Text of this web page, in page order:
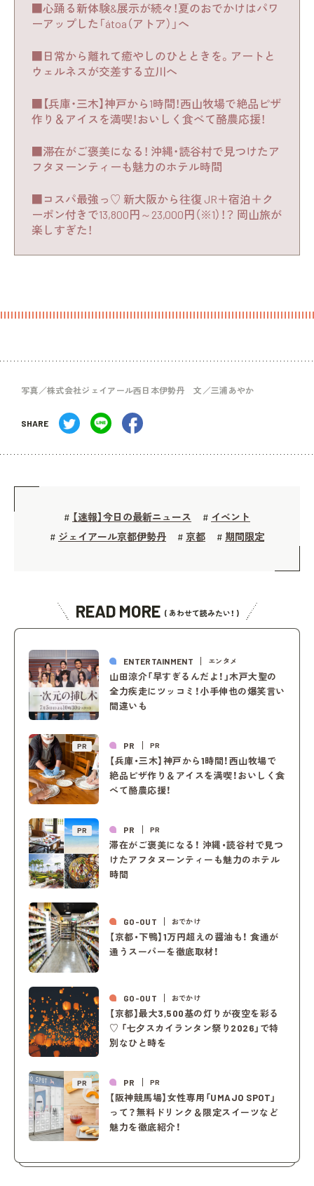
■心踊る新体験&展示が続々！夏のおでかけはパワ
ーアップした「átoa（アトア）」へ
■日常から離れて癒やしのひとときを。アートと
ウェルネスが交差する立川へ
■【兵庫・三木】神戸から1時間！西山牧場で絶品ピザ
作り＆アイスを満喫！おいしく食べて酪農応援！
■滞在がご褒美になる！ 沖縄・読谷村で見つけたア
フタヌーンティーも魅力のホテル時間
■コスパ最強っ♡ 新大阪から往復 JR＋宿泊＋ク
ーポン付きで13,800円～23,000円（※1）！？ 岡山旅が
楽しすぎた！
写真／株式会社ジェイアール西日本伊勢丹 文／三浦あやか
SHARE
# 【速報】今日の最新ニュース # イベント
# ジェイアール京都伊勢丹 # 京都 # 期間限定
READ MORE ( あわせて読みたい！ )
ENTERTAINMENT エンタメ
山田涼介「早すぎるんだよ！」木戸大聖の
全力疾走にツッコミ！小手伸也の爆笑言い
間違いも
PR PR PR
【兵庫・三木】神戸から1時間！西山牧場で
絶品ピザ作り＆アイスを満喫！おいしく食
べて酪農応援！
PR PR PR
滞在がご褒美になる！ 沖縄・読谷村で見つ
けたアフタヌーンティーも魅力のホテル
時間
GO-OUT おでかけ
【京都・下鴨】1万円超えの醤油も！ 食通が
通うスーパーを徹底取材！
GO-OUT おでかけ
【京都】最大3,500基の灯りが夜空を彩る
♡ 「七夕スカイランタン祭り2026」で特
別なひと時を
PR PR PR
【阪神競馬場】女性専用「UMAJO SPOT」
って？無料ドリンク＆限定スイーツなど
魅力を徹底紹介！